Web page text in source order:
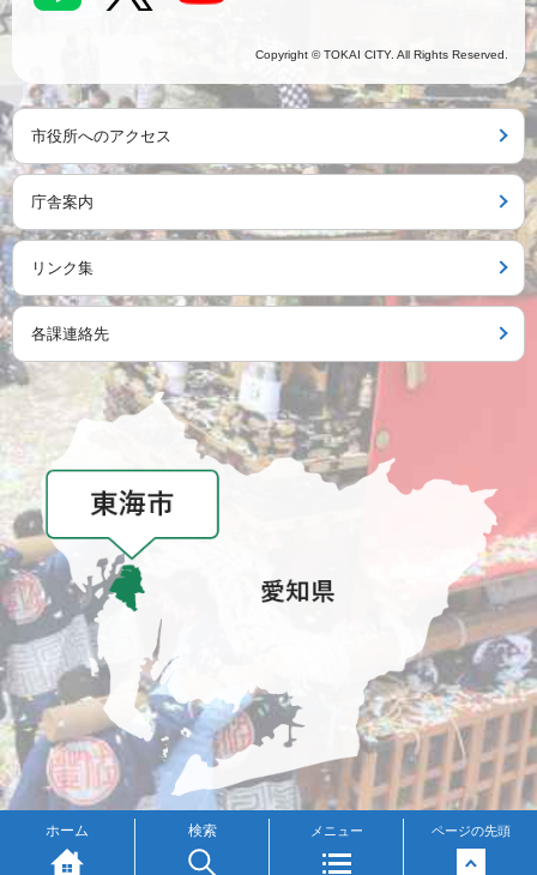
ホーム 検索 メニュー
Copyright © TOKAI CITY. All Rights Reserved.
市役所へのアクセス
庁舎案内
リンク集
各課連絡先